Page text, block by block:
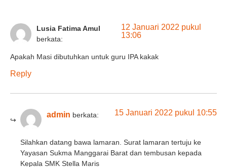
Lusia Fatima Amul
berkata:
12 Januari 2022 pukul
13:06
Apakah Masi dibutuhkan untuk guru IPA kakak
Reply
admin berkata: 15 Januari 2022 pukul 10:55
Silahkan datang bawa lamaran. Surat lamaran tertuju ke
Yayasan Sukma Manggarai Barat dan tembusan kepada
Kepala SMK Stella Maris